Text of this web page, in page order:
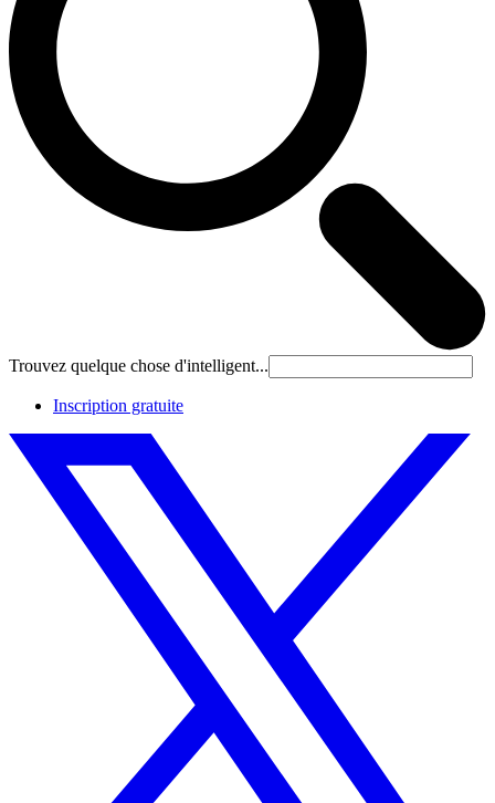
Trouvez quelque chose d'intelligent...
Inscription gratuite